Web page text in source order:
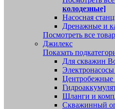
колодезные]
Насосная
Дренажные и
Посмотреть все
Джилекс
Показать
Для скважин
Шланги и
Скважинный